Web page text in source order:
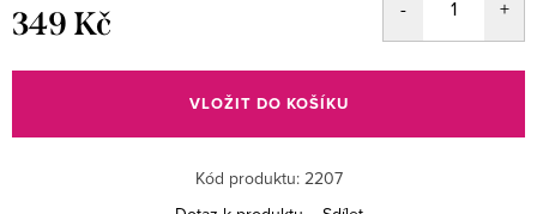
349 Kč
cena:
VLOŽIT DO KOŠÍKU
Kód produktu: 2207